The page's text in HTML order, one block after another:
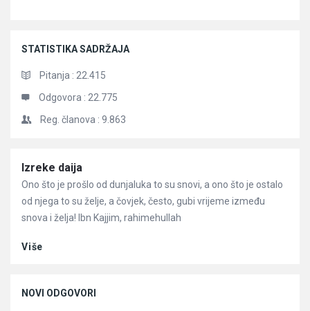
STATISTIKA SADRŽAJA
Pitanja : 22.415
Odgovora : 22.775
Reg. članova : 9.863
Članci
Izreke daija
Ono što je prošlo od dunjaluka to su snovi, a ono što je ostalo
od njega to su želje, a čovjek, često, gubi vrijeme između
snova i želja! Ibn Kajjim, rahimehullah
Više
NOVI ODGOVORI